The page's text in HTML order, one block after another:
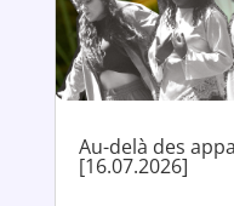
Au-delà des
[16.07.2026]